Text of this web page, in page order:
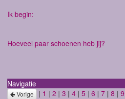
Ik begin:
Hoeveel paar schoenen heb jij?
Navigatie
Vorige | 1 | 2 | 3 | 4 | 5 | 6 | 7 | 8 | 9